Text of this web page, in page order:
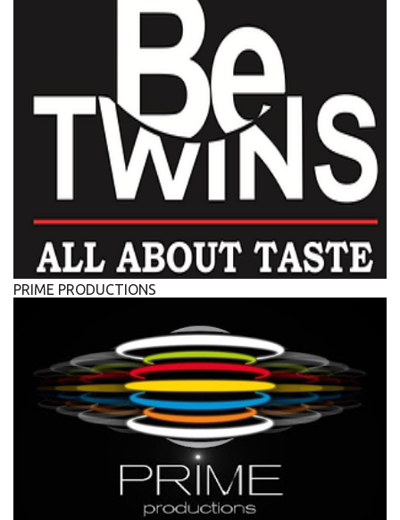
PRIME PRODUCTIONS